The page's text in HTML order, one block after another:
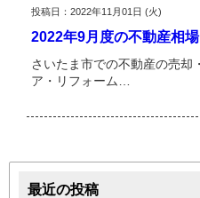
投稿日：2022年11月01日 (火)
2022年9月度の不動産相場
さいたま市での不動産の売却
ア・リフォーム…
最近の投稿